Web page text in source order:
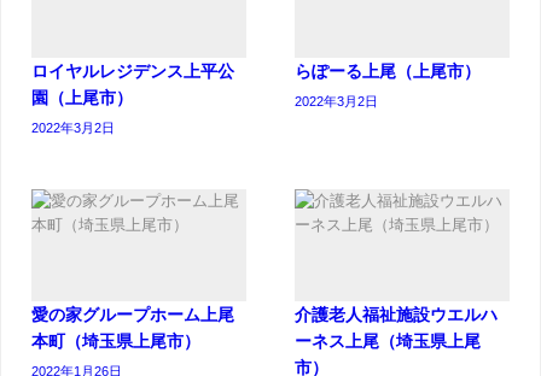
ロイヤルレジデンス上平公
園（上尾市）
2022年3月2日
らぽーる上尾（上尾市）
2022年3月2日
愛の家グループホーム上尾
本町（埼玉県上尾市）
2022年1月26日
介護老人福祉施設ウエルハ
ーネス上尾（埼玉県上尾
市）